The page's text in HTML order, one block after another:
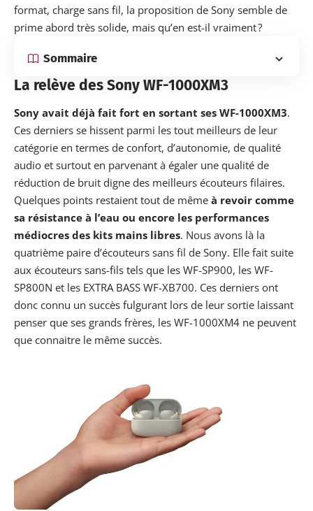
format, charge sans fil, la proposition de Sony semble de
prime abord très solide, mais qu’en est-il vraiment ?
Sommaire
La relève des Sony WF-1000XM3
Sony avait déjà fait fort en sortant ses WF-1000XM3.
Ces derniers se hissent parmi les tout meilleurs de leur
catégorie en termes de confort, d’autonomie, de qualité
audio et surtout en parvenant à égaler une qualité de
réduction de bruit digne des meilleurs écouteurs filaires.
Quelques points restaient tout de même à revoir comme
sa résistance à l’eau ou encore les performances
médiocres des kits mains libres. Nous avons là la
quatrième paire d’écouteurs sans fil de Sony. Elle fait suite
aux écouteurs sans-fils tels que les WF-SP900, les WF-
SP800N et les EXTRA BASS WF-XB700. Ces derniers ont
donc connu un succès fulgurant lors de leur sortie laissant
penser que ses grands frères, les WF-1000XM4 ne peuvent
que connaitre le même succès.